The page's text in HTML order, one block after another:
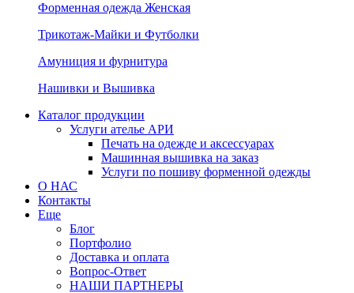
Форменная одежда Женская
Трикотаж-Майки и Футболки
Амуниция и фурнитура
Нашивки и Вышивка
Каталог продукции
Услуги ателье АРИ
Печать на одежде и аксессуарах
Машинная вышивка на заказ
Услуги по пошиву форменной одежды
О НАС
Контакты
Еще
Блог
Портфолио
Доставка и оплата
Вопрос-Ответ
НАШИ ПАРТНЕРЫ